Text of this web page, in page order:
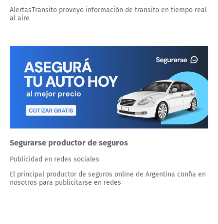
AlertasTransito proveyo información de transito en tiempo real
al aire
Segurarse productor de seguros
Publicidad en redes sociales
El principal productor de seguros online de Argentina confia en
nosotros para publicitarse en redes